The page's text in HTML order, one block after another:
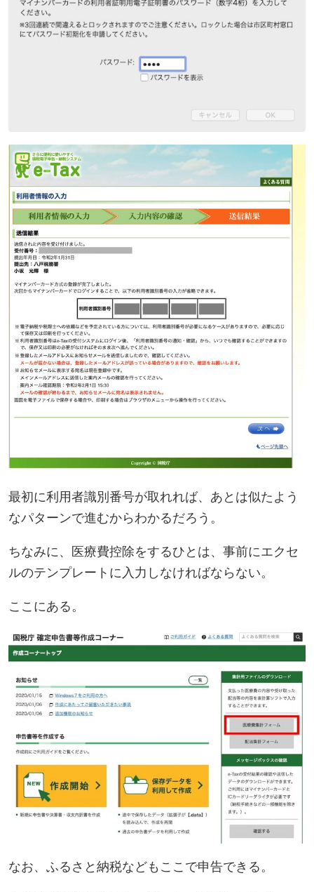
最初に利用者識別番号が取れれば、あとは似たよう
なパターンで進むからわかるだろう。
ちなみに、医療費控除をするひとは、事前にエクセ
ルのテンプレートに入力しなければならない。
ここにある。
なお、ふるさと納税などもここで申告できる。